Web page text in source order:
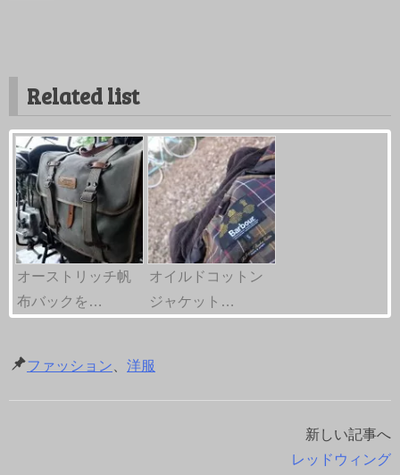
Related list
オーストリッチ帆
布バックを…
オイルドコットン
ジャケット…
ファッション、 洋服
新しい記事へ
レッドウィング